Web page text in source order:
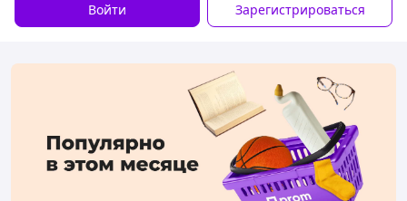
Войти Зарегистрироваться